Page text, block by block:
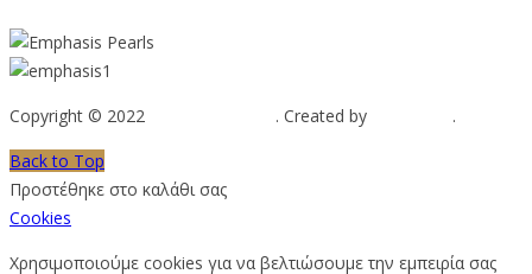
Copyright © 2022 . Created by
.
Back to Top
Προστέθηκε στο καλάθι σας
Cookies
Χρησιμοποιούμε cookies για να βελτιώσουμε την εμπειρία σας